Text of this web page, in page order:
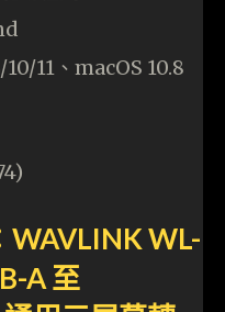
11、macOS 10.8
WAVLINK WL-
A 至